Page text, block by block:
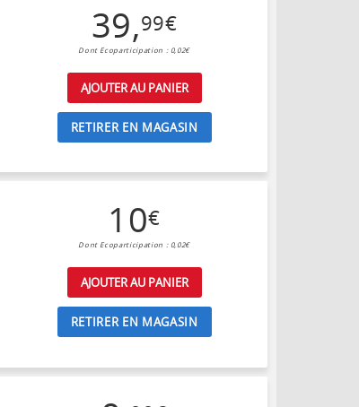
39,99€
Dont Ecoparticipation : 0,02€
AJOUTER AU PANIER
RETIRER EN MAGASIN
10€
Dont Ecoparticipation : 0,02€
AJOUTER AU PANIER
RETIRER EN MAGASIN